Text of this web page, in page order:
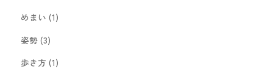
めまい (1)
姿勢(3)
歩き方 (1)